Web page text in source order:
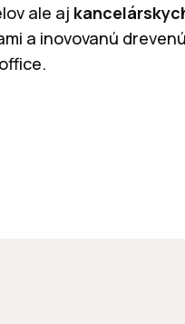
ale aj
a inovovanú